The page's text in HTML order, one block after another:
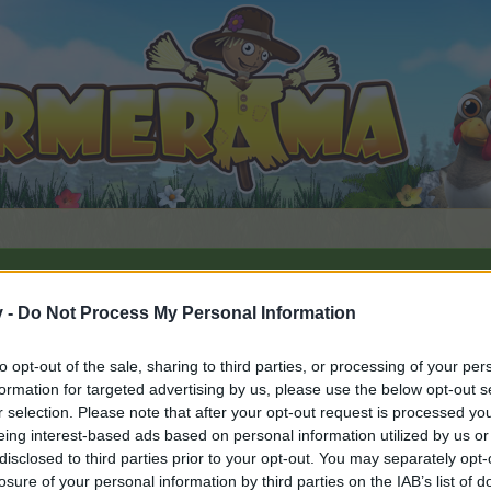
- Do Not Process My Personal Information
opt-out of the sale, sharing to third parties, or processing of your
for targeted advertising by us, please use the below opt-out
selection. Please note that after your opt-out request is processed
interest-based ads based on personal information utilized by us
to third parties prior to your opt-out. You may separately
of your personal information by third parties on the IAB’s list of
Дискусия: Кралски пир
и да участвате в дискусиите, или искате да